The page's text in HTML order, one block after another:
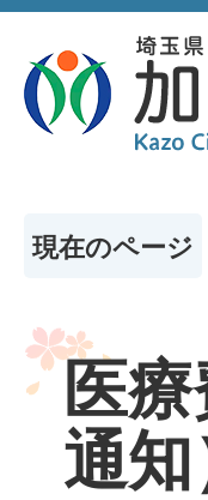
現在のページ
医
通知